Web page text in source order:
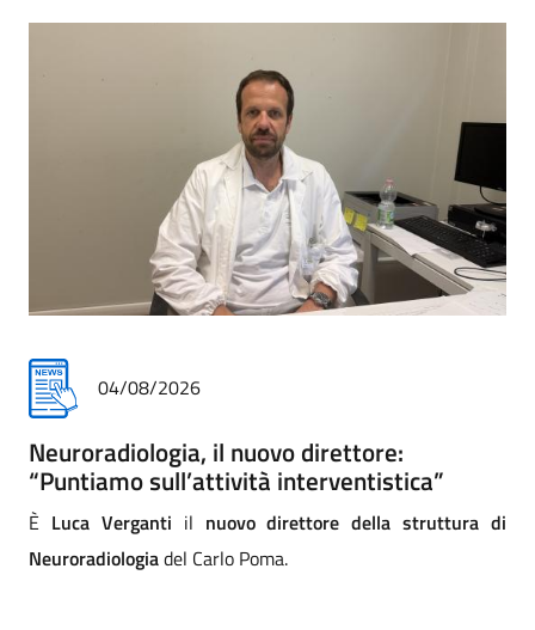
31/07/2026
Addio commosso all'infermiere Matteo
Paccini
Addio commosso di Asst a Matteo Paccini, infermiere
professionale della Cra (comunità riabilitativa ad alta